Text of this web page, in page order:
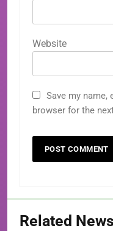
Website
Save my name,
browser for the
Related News